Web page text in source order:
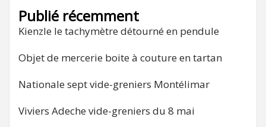
Publié récemment
Kienzle le tachymètre détourné en pendule
Objet de mercerie boite à couture en tartan
Nationale sept vide-greniers Montélimar
Viviers Adeche vide-greniers du 8 mai